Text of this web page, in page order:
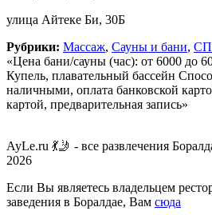
улица Айтеке Би, 30Б
Рубрики: Массаж, Сауны и бани,
«Цена бани/сауны (час): от 6000 до
Купель, плавательный бассейн
наличными, оплата банковской
картой, предварительная запись»
AyLe.ru 💃🤳 - все развлечения
2026
Если Вы являетесь владельцем
заведения в Боралдае, Вам сюда